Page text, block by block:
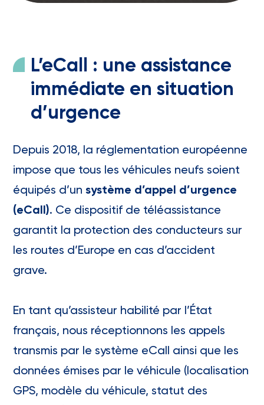
L’eCall : une assistance
immédiate en situation
d’urgence
Depuis 2018, la réglementation européenne
impose que tous les véhicules neufs soient
équipés d’unsystème d’appel d’urgence
(eCall). Ce dispositif de téléassistance
garantit la protection des conducteurs sur
les routes d’Europe en cas d’accident
grave.
En tant qu’assisteur habilité par l’État
français, nous réceptionnons les appels
transmis par le système eCall ainsi que les
données émises par le véhicule (localisation
GPS, modèle du véhicule, statut des